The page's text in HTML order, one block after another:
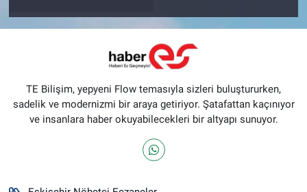
TE Bilişim, yepyeni Flow temasıyla sizleri buluştururken,
sadelik ve modernizmi bir araya getiriyor. Şatafattan kaçınıyor
ve insanlara haber okuyabilecekleri bir altyapı sunuyor.